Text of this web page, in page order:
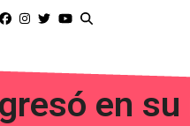
en